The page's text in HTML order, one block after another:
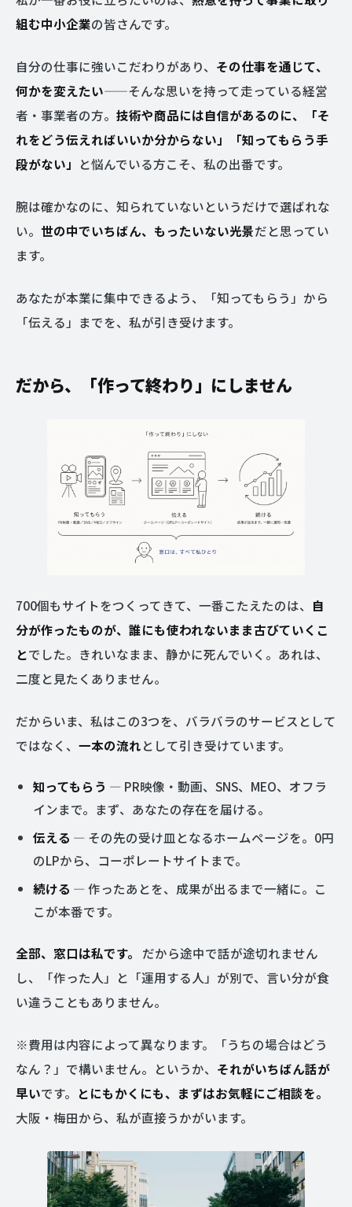
組む中小企業の皆さんです。
自分の仕事に強いこだわりがあり、 その仕事を通じて、
何かを変えたい——そんな思いを持って走っている経営
者・事業者の方。 技術や商品には自信があるのに、「そ
れをどう伝えればいいか分からない」「知ってもらう手
段がない」 と悩んでいる方こそ、私の出番です。
腕は確かなのに、知られていないというだけで選ばれな
い。 世の中でいちばん、もったいない光景だと思ってい
ます。
あなたが本業に集中できるよう、「知ってもらう」から
「伝える」までを、私が引き受けます。
だから、「作って終わり」にしません
700個もサイトをつくってきて、一番こたえたのは、 自
分が作ったものが、誰にも使われないまま古びていくこ
とでした。きれいなまま、静かに死んでいく。あれは、
二度と見たくありません。
だからいま、私はこの3つを、バラバラのサービスとして
ではなく、 一本の流れとして引き受けています。
知ってもらう — PR映像・動画、SNS、MEO、オフラ
インまで。まず、あなたの存在を届ける。
伝える — その先の受け皿となるホームページを。0円
のLPから、コーポレートサイトまで。
続ける — 作ったあとを、成果が出るまで一緒に。こ
こが本番です。
全部、窓口は私です。
だから途中で話が途切れません
し、「作った人」と「運用する人」が別で、言い分が食
い違うこともありません。
※費用は内容によって異なります。「うちの場合はどう
なん？」で構いません。というか、 それがいちばん話が
早いです。 とにもかくにも、まずはお気軽にご相談を。
大阪・梅田から、私が直接うかがいます。